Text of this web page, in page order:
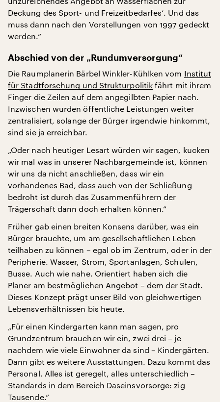
Deckung des Sport- und Freizeitbedarfes‘. Und das
muss dann nach den Vorstellungen von 1997 gedeckt
werden.“
Abschied von der „Rundumversorgung“
Die Raumplanerin Bärbel Winkler-Kühlken vom Institut
für Stadtforschung und Strukturpolitik fährt mit ihrem
Finger die Zeilen auf dem angegilbten Papier nach.
Inzwischen wurden öffentliche Leistungen weiter
zentralisiert, solange der Bürger irgendwie hinkommt,
sind sie ja erreichbar.
„Oder nach heutiger Lesart würden wir sagen, kucken
wir mal was in unserer Nachbargemeinde ist, können
wir uns da nicht anschließen, dass wir ein
vorhandenes Bad, dass auch von der Schließung
bedroht ist durch das Zusammenführern der
Trägerschaft dann doch erhalten können.“
Früher gab einen breiten Konsens darüber, was ein
Bürger brauchte, um am gesellschaftlichen Leben
teilhaben zu können – egal ob im Zentrum, oder in der
Peripherie. Wasser, Strom, Sportanlagen, Schulen,
Busse. Auch wie nahe. Orientiert haben sich die
Planer am bestmöglichen Angebot – dem der Stadt.
Dieses Konzept prägt unser Bild von gleichwertigen
Lebensverhältnissen bis heute.
„Für einen Kindergarten kann man sagen, pro
Grundzentrum brauchen wir ein, zwei drei – je
nachdem wie viele Einwohner da sind – Kindergärten.
Dann gibt es weitere Ausstattungen. Dazu kommt das
Personal. Alles ist geregelt, alles unterschiedlich –
Standards in dem Bereich Daseinsvorsorge: zig
Tausende.“